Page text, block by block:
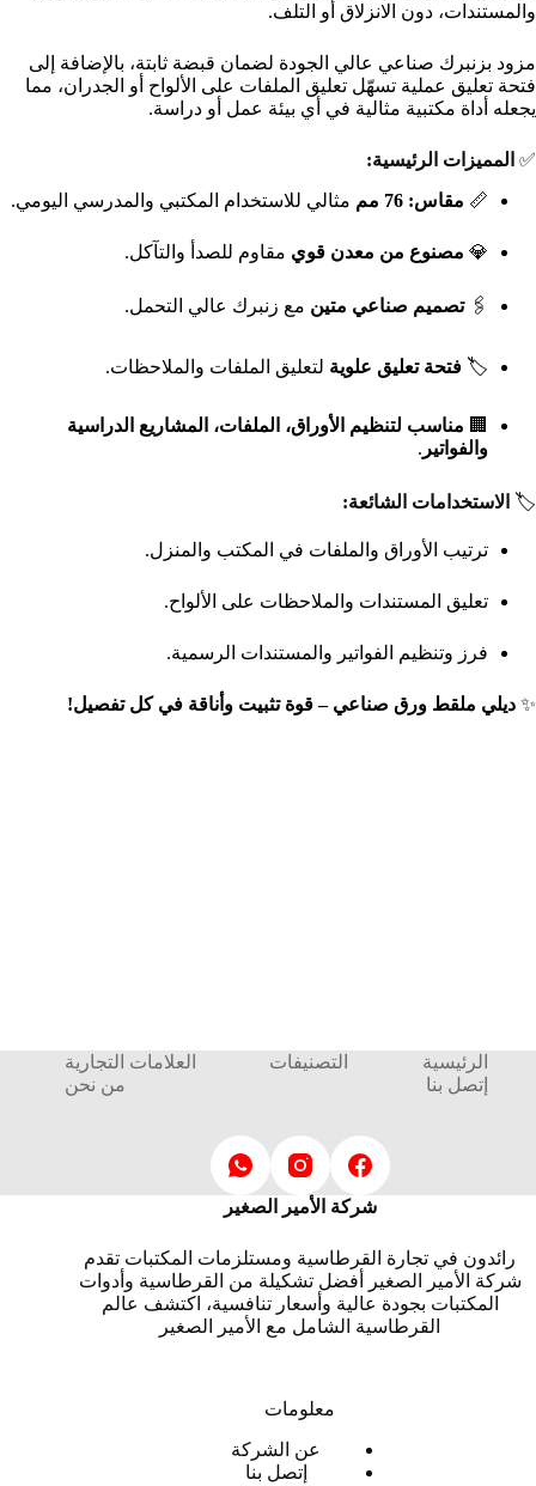
والمستندات، دون الانزلاق أو التلف.
مزود بزنبرك صناعي عالي الجودة لضمان قبضة ثابتة، بالإضافة إلى
فتحة تعليق عملية تسهّل تعليق الملفات على الألواح أو الجدران، مما
يجعله أداة مكتبية مثالية في أي بيئة عمل أو دراسة.
✅ المميزات الرئيسية:
📏 مقاس: 76 مم مثالي للاستخدام المكتبي والمدرسي اليومي.
💎 مصنوع من معدن قوي مقاوم للصدأ والتآكل.
🖇️تصميم صناعي متين مع زنبرك عالي التحمل.
🏷️ فتحة تعليق علوية لتعليق الملفات والملاحظات.
🏢 مناسب لتنظيم الأوراق، الملفات، المشاريع الدراسية
والفواتير .
🏷️ الاستخدامات الشائعة:
ترتيب الأوراق والملفات في المكتب والمنزل.
تعليق المستندات والملاحظات على الألواح.
فرز وتنظيم الفواتير والمستندات الرسمية.
✨ ديلي ملقط ورق صناعي – قوة تثبيت وأناقة في كل تفصيل!
الرئيسية التصنيفات
العلامات التجارية
إتصل بنا
من نحن
شركة الأمير الصغير
رائدون في تجارة القرطاسية ومستلزمات المكتبات تقدم
شركة الأمير الصغير أفضل تشكيلة من القرطاسية وأدوات
المكتبات بجودة عالية وأسعار تنافسية، اكتشف عالم
القرطاسية الشامل مع الأمير الصغير
معلومات
عن الشركة
إتصل بنا